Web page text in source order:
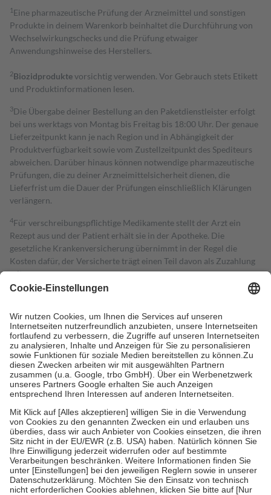
1 Eine pharmazeutische Prüfung der Arzneimittel und sonstigen
Produkte in deinem Warenkorb beinhaltet die Durchführung von
Wechselwirkungschecks und die Prüfung etwaiger
Anwendungshinweise des Herstellers.
2Biozidproduktevorsichtig verwenden. Vor Gebrauch stets Etikett
und Produktinformationen lesen.
3Die Übergabe deiner Bestellung an den Paketdienstleister erfolgt
bei uns werktags von Montag bis Freitag bis 18:00 Uhr. Der genaue
Lieferzeitpunkt kann je nach Region und in Abhängigkeit der
Produktverfügbarkeit sowie vom Zustellzeitpunkt des Spediteurs
abweichen. Darüber hinaus können notwendige pharmazeutische
Prüfungen, die zu deiner Arzneimittelsicherheit dienen, die
Lieferfrist um die Dauer der Prüfungen einschließlich Klärungen
verlängern.
4Für verschreibungspflichtige Medikamente stellt der Arzt ein
Rezept aus und der Patient erhält sie in der Apotheke. Die
gesetzliche Krankenversicherung übernimmt in der Regel die
Kosten dafür, der Versicherte trägt einen Teil davon als Zuzahlung
mit.
Grundsätzlich leisten Mitglieder Zuzahlungen in Höhe von zehn
höchstens zehn Euro.
Es sind jedoch nie mehr als die tatsächlichen
Kosten der Leistung zu entrichten.
Diese Regeln gelten grundsätzlich auch für Online-Apotheken.
Bei Heilmitteln und häuslicher Krankenpflege beträgt die
Zuzahlung zehn Prozent der Kosten sowie zehn Euro je
Verordnung.
Um das Engagement der Versicherten für ihre eigene Gesundheit zu
stärken und die besondere Stellung der Familie zu unterstützen,
fallenkeine Zuzahlungenan bei:
• Kindern und Jugendlichen bis zum vollendeten 18. Lebensjahr
mit Ausnahme der Fahrkosten
• Untersuchungen zur Vorsorge und Früherkennung, die von der
GKV getragen werden
• empfohlenen Schutzimpfungen
• Harn- und Blutteststreifen